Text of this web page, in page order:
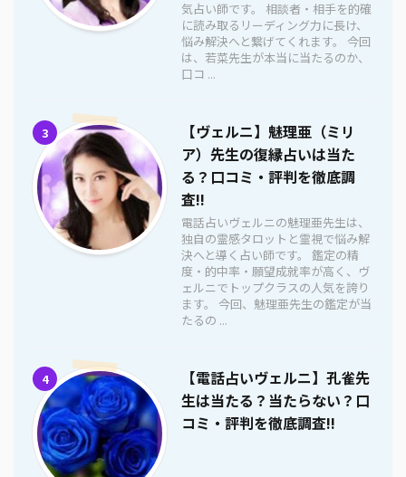
気占い師です。 相談者・相手を的確
に読み取るリーディング力に長け、
悩み解決へと繋げてくれます。 今回
は、若菜先生が本当に当たるのか、
口コ ...
3
【ヴェルニ】魅理亜（ミリ
ア）先生の復縁占いは当た
る？口コミ・評判を徹底調
査!!
電話占いヴェルニの魅理亜先生は、
独自の霊感タロットと霊視で悩み解
決へと導く占い師です。 鑑定の精
度・的中率・願望成就率が高く、ヴ
ェルニでトップクラスの人気を誇り
ます。 今回、魅理亜先生の鑑定が当
たるの ...
4
【電話占いヴェルニ】孔雀先
生は当たる？当たらない？口
コミ・評判を徹底調査!!